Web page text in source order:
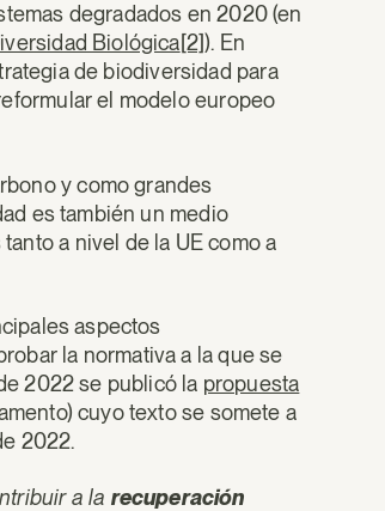
degradados en 2020 (en
Biológica[2]). En
de biodiversidad para
el modelo europeo
y como grandes
es también un medio
a nivel de la UE como a
aspectos
la normativa a la que se
2022 se publicó la propuesta
cuyo texto se somete a
2022.
a la recuperación